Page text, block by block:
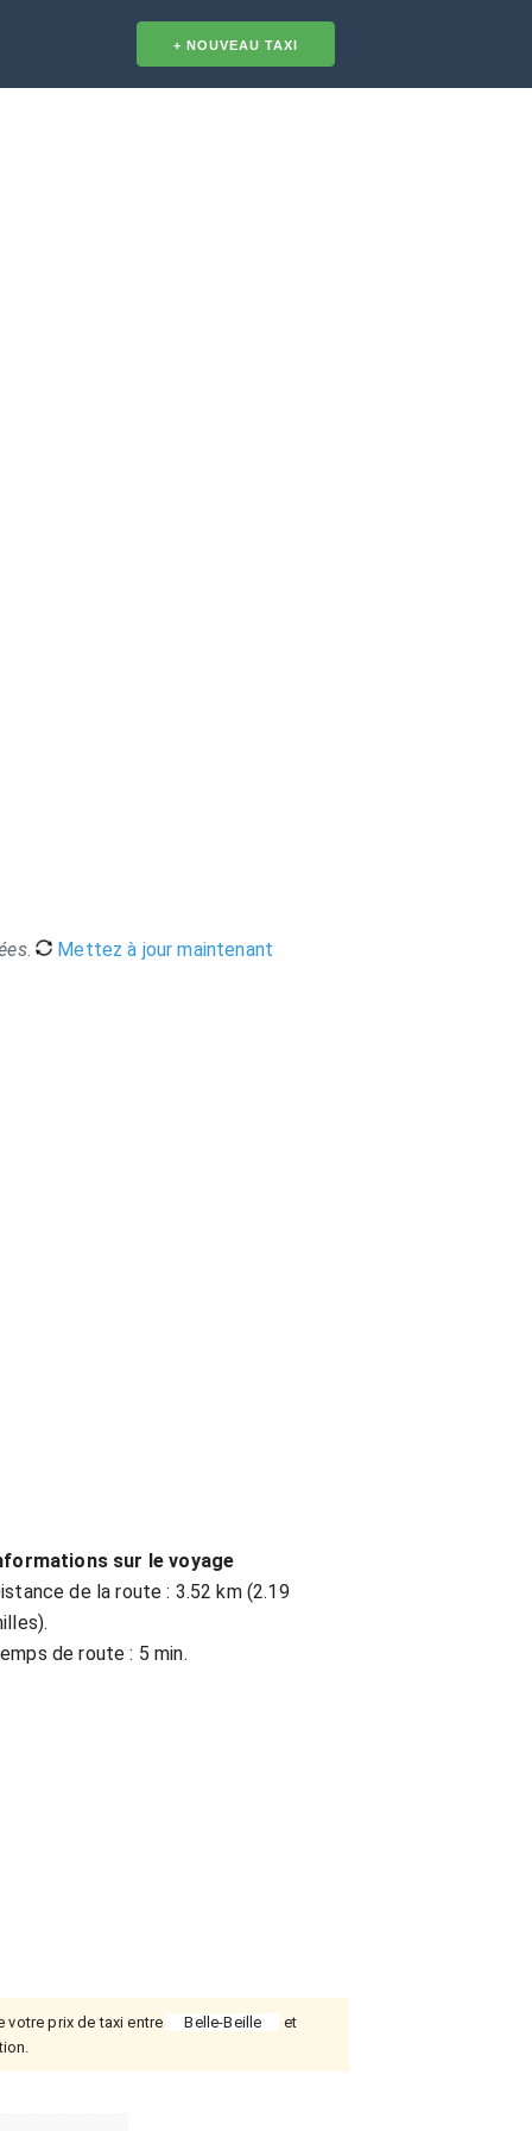
. Mettez à jour maintenant
sur le voyage
de la route : 3.52 km (2.19
de route : 5 min.
votre prix de taxi entre Belle-Beille
et